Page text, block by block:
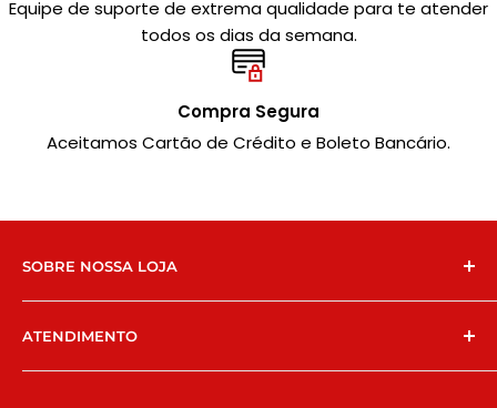
Equipe de suporte de extrema qualidade para te atender
todos os dias da semana.
Compra Segura
Aceitamos Cartão de Crédito e Boleto Bancário.
SOBRE NOSSA LOJA
Chegamos no e-commerce para facilitar ainda
mais a vida dos nossos clientes! Temos lojas físicas
em São Paulo naEstrada do Campo Limpo, 6427
ATENDIMENTO
WhatsApp:(11) 94786-9571ou(11) 99588-0222